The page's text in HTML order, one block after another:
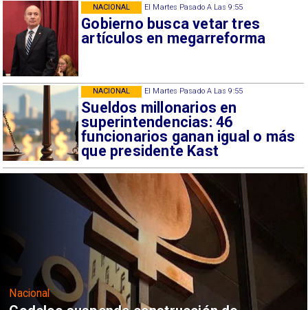
El Martes Pasado A Las 9:55
Gobierno busca vetar tres
artículos en megarreforma
NACIONAL
El Martes Pasado A Las 9:55
Sueldos millonarios en
superintendencias: 46
funcionarios ganan igual o más
que presidente Kast
NACIONAL
Nacional